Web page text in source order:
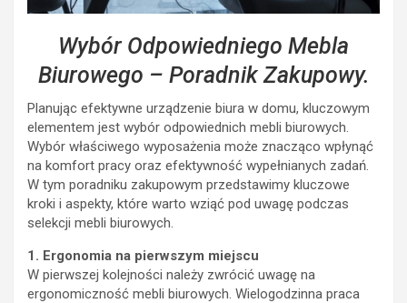
Wybór Odpowiedniego Mebla
Biurowego – Poradnik Zakupowy.
Planując efektywne urządzenie biura w domu, kluczowym
elementem jest wybór odpowiednich mebli biurowych.
Wybór właściwego wyposażenia może znacząco wpłynąć
na komfort pracy oraz efektywność wypełnianych zadań.
W tym poradniku zakupowym przedstawimy kluczowe
kroki i aspekty, które warto wziąć pod uwagę podczas
selekcji mebli biurowych.
1. Ergonomia na pierwszym miejscu
W pierwszej kolejności należy zwrócić uwagę na
ergonomiczność mebli biurowych. Wielogodzinna praca